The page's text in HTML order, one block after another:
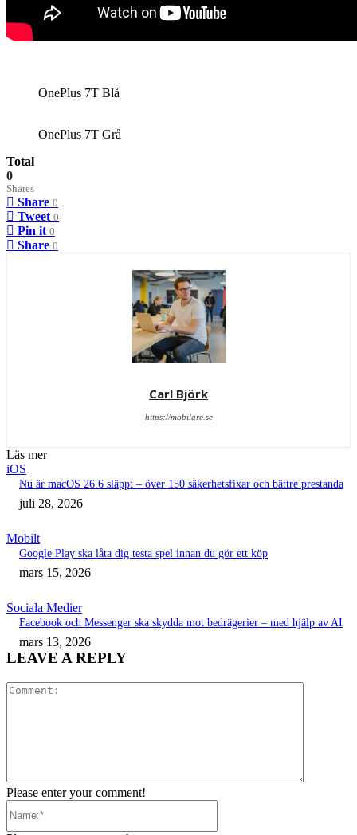
OnePlus 7T Blå
OnePlus 7T Grå
Total
0
Shares
Share 0
Tweet 0
Pin it 0
Share 0
Carl Björk
https://mobilare.se
Läs mer
iOS
Nu är macOS 26.6 släppt – över 150 säkerhetsfixar och bättre prestanda
juli 28, 2026
Mobilt
Google Play ska låta dig testa spel innan du gör ett köp
mars 15, 2026
Sociala Medier
Facebook och Messenger ska skydda mot bedrägerier – med hjälp av AI
mars 13, 2026
LEAVE A REPLY
Please enter your comment!